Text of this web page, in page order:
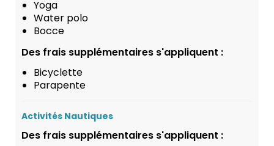
Yoga
Water polo
Bocce
Des frais supplémentaires s'appliquent :
Bicyclette
Parapente
Activités Nautiques
Des frais supplémentaires s'appliquent :